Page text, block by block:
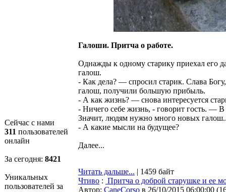
Сейчас с нами
311 пользователей
онлайн
За сегодня: 8421
Уникальных
пользователей за
Галоши. Притча о работе.
Однажды к одному старику приехал его
галош.
- Как дела? — спросил старик. Слава
галош, получили большую прибыль.
- А как жизнь? — снова интересуется
- Ничего себе жизнь, - говорит гость. —
Значит, людям нужно много новых
- А какие мысли на будущее?
Далее...
Читать дальше... | 1459 байт
Чтиво : Притча о доброй старушке и ее
Автор: CaneCorso в 26/10/2015 06:00:00 (